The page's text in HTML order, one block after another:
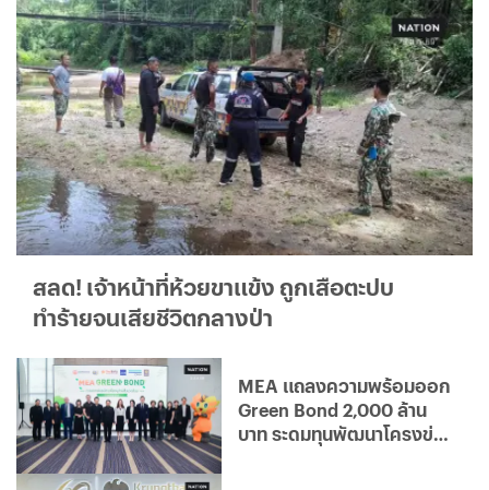
สลด! เจ้าหน้าที่ห้วยขาแข้ง ถูกเสือตะปบ
ทำร้ายจนเสียชีวิตกลางป่า
MEA แถลงความพร้อมออก
Green Bond 2,000 ล้าน
บาท ระดมทุนพัฒนาโครงข่าย